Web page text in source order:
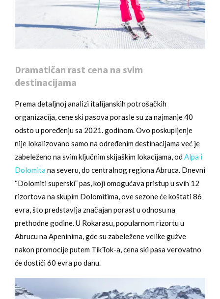
Dramatičan rast cena na svim
destinacijama
Prema detaljnoj analizi italijanskih potrošačkih
organizacija, cene ski pasova porasle su za najmanje 40
odsto u poređenju sa 2021. godinom. Ovo poskupljenje
nije lokalizovano samo na određenim destinacijama već je
zabeleženo na svim ključnim skijaškim lokacijama, odAlpa i
Dolomita na severu, do centralnog regiona Abruca. Dnevni
“Dolomiti superski” pas, koji omogućava pristup u svih 12
rizortova na skupim Dolomitima, ove sezone će koštati 86
evra, što predstavlja značajan porast u odnosu na
prethodne godine. U Rokarasu, popularnom rizortu u
Abrucu na Apeninima, gde su zabeležene velike gužve
nakon promocije putem TikTok-a, cena ski pasa verovatno
će dostići 60 evra po danu.